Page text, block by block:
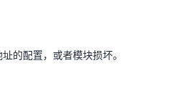
的配置，或者模块损坏。